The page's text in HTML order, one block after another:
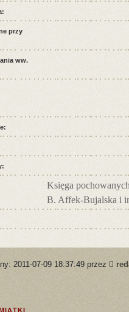
przy
ww.
Księga
B. Affek-Bujalska i
2011-07-09 18:37:49 przez